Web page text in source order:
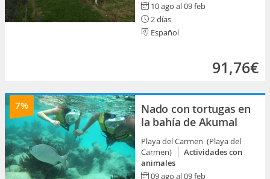
10 ago al 09 feb
2 días
Español
91,76€
7%
Nado con tortugas en
la bahía de Akumal
Playa del Carmen (Playa del
Carmen)
Actividades con
animales
09 ago al 09 feb